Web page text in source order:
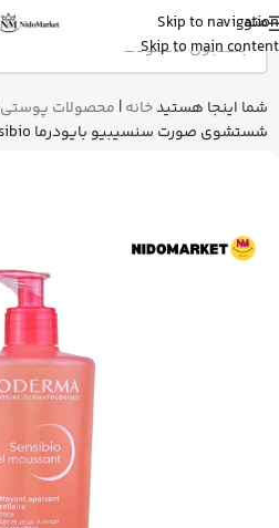
Skip to navigation
Skip to main content
منو
شما اینجا هستیدخانه| محصولات پوستی
شستشوی صورت سنسیبیو بایودرما Bioderma Sensibio
عمراناز رشت
شیرخشک پدیاشور وانیلی رو خرید کرد